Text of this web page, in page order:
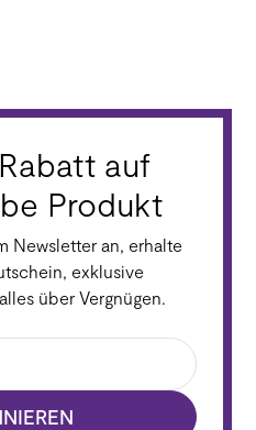
auf
Produkt
Newsletter an, erhalte
exklusive
über Vergnügen.